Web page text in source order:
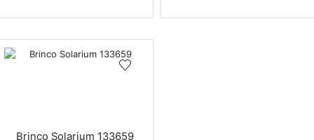
Brinco Solarium 133659